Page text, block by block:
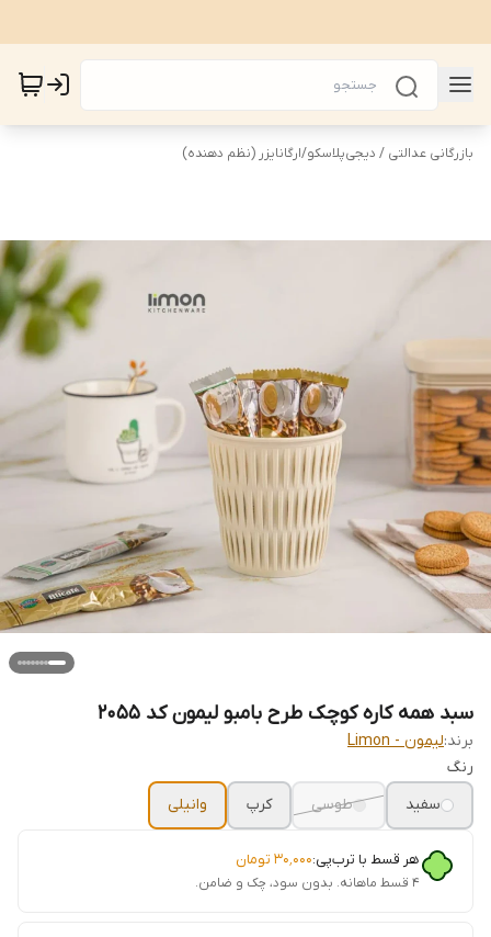
بازرگانی عدالتی / دیجی‌پلاسکو/ارگانایزر (نظم دهنده)
سبد همه کاره کوچک طرح بامبو لیمون کد 2055
برند:لیمون - Limon
رنگ
سفید
طوسی کرپ وانیلی
هر قسط با ترب‌پی:۳۰٬۰۰۰ تومان
۴ قسط ماهانه. بدون سود، چک و ضامن.